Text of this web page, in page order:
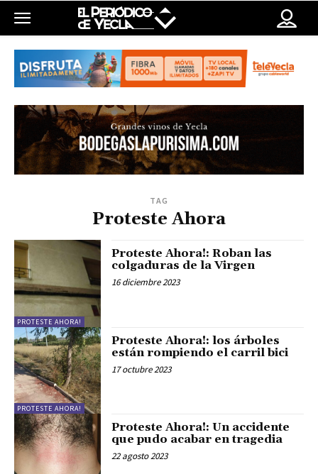
TAG
Proteste Ahora
PROTESTE AHORA!
Proteste Ahora!: Roban las
colgaduras de la Virgen
16 diciembre 2023
PROTESTE AHORA!
Proteste Ahora!: los árboles
están rompiendo el carril bici
17 octubre 2023
Proteste Ahora!: Un accidente
que pudo acabar en tragedia
22 agosto 2023